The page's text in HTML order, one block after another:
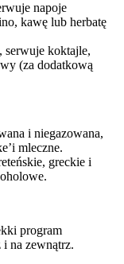
napoje
kawę lub herbatę
serwuje koktajle,
(za dodatkową
i niegazowana,
mleczne.
greckie i
program
na zewnątrz.